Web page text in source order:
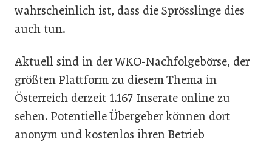
wahrscheinlich ist, dass die Sprösslinge dies
auch tun.
Aktuell sind in der WKO-Nachfolgebörse, der
größten Plattform zu diesem Thema in
Österreich derzeit 1.167 Inserate online zu
sehen. Potentielle Übergeber können dort
anonym und kostenlos ihren Betrieb